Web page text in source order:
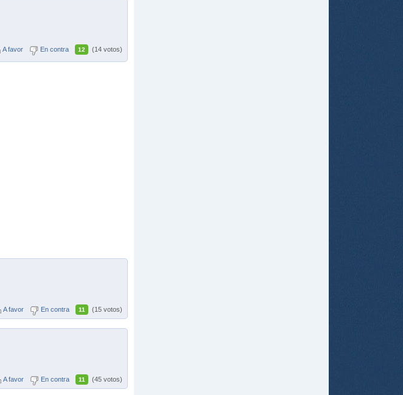
A favor En contra 12 (14 votos)
A favor En contra 11 (15 votos)
A favor En contra 11 (45 votos)